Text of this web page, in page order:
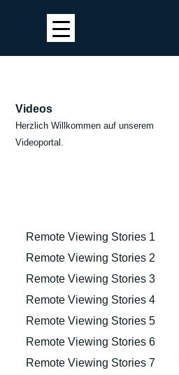
Videos
Herzlich Willkommen auf unserem
Videoportal.
Remote Viewing Stories 1
Remote Viewing Stories 2
Remote Viewing Stories 3
Remote Viewing Stories 4
Remote Viewing Stories 5
Remote Viewing Stories 6
Remote Viewing Stories 7